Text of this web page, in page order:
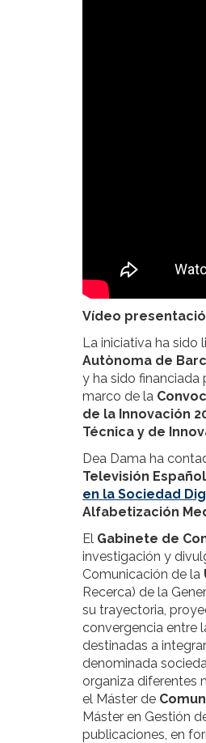
Vídeo
La iniciativa ha sido
Autònoma de
y ha sido financiada
marco de la
de la Innovación
Técnica y de
Dea Dama ha
Televisión
en la Sociedad
Alfabetización
El Gabinete de
investigación y
Comunicación de la
Recerca) de la
su trayectoria,
convergencia entre
destinadas a
denominada
organiza diferentes
el Máster de
Máster en Gestión
publicaciones, en